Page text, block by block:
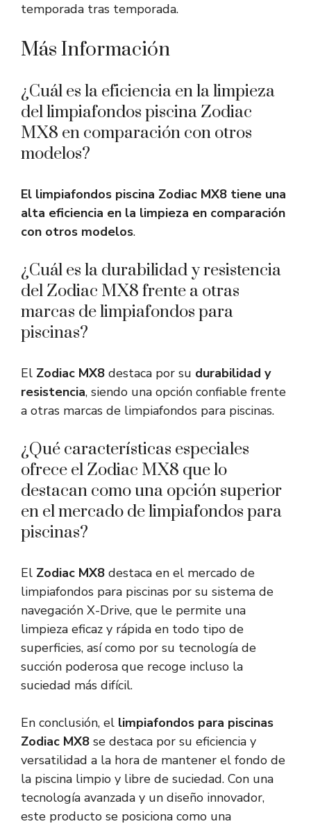
temporada tras temporada.
Más Información
¿Cuál es la eficiencia en la limpieza
del limpiafondos piscina Zodiac
MX8 en comparación con otros
modelos?
El limpiafondos piscina Zodiac MX8 tiene una
alta eficiencia en la limpieza en comparación
con otros modelos.
¿Cuál es la durabilidad y resistencia
del Zodiac MX8 frente a otras
marcas de limpiafondos para
piscinas?
El Zodiac MX8 destaca por su durabilidad y
resistencia, siendo una opción confiable frente
a otras marcas de limpiafondos para piscinas.
¿Qué características especiales
ofrece el Zodiac MX8 que lo
destacan como una opción superior
en el mercado de limpiafondos para
piscinas?
El Zodiac MX8 destaca en el mercado de
limpiafondos para piscinas por su sistema de
navegación X-Drive, que le permite una
limpieza eficaz y rápida en todo tipo de
superficies, así como por su tecnología de
succión poderosa que recoge incluso la
suciedad más difícil.
En conclusión, el limpiafondos para piscinas
Zodiac MX8 se destaca por su eficiencia y
versatilidad a la hora de mantener el fondo de
la piscina limpio y libre de suciedad. Con una
tecnología avanzada y un diseño innovador,
este producto se posiciona como una